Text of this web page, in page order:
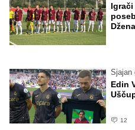
Sjajan
Edin
12